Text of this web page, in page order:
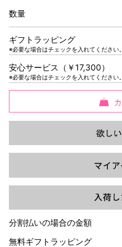
過去の特集をすべて見る>>
数量
ギフトラッピング
※必要な場合はチェックを入れてください。
安心サービス（￥17,300）
※必要な場合はチェックを入れてください。
分割払いの場合の金額
無料ギフトラッピング